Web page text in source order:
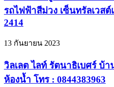
รถไฟฟ้าสีม่วง เซ็นทรัลเวส
2414
13 กันยายน 2023
วิลเลต ไลท์ รัตนาธิเบศร์ บ้
ห้องน้ำ โทร : 0844383963